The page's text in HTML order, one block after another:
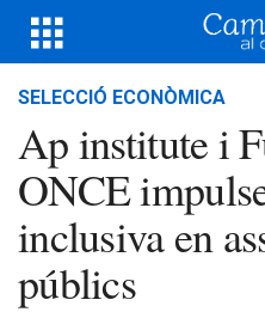
SELECCIÓ ECONÒMICA
Ap institute i
ONCE
inclusiva en
públics